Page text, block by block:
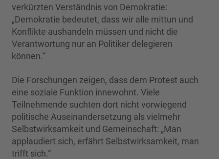
verkürzten Verständnis von Demokratie:
„Demokratie bedeutet, dass wir alle mittun und
Konflikte aushandeln müssen und nicht die
Verantwortung nur an Politiker delegieren
können.“
Die Forschungen zeigen, dass dem Protest auch
eine soziale Funktion innewohnt. Viele
Teilnehmende suchten dort nicht vorwiegend
politische Auseinandersetzung als vielmehr
Selbstwirksamkeit und Gemeinschaft: „Man
applaudiert sich, erfährt Selbstwirksamkeit, man
trifft sich.“